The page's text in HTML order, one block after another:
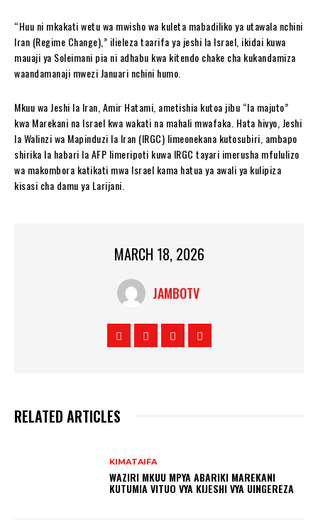
“Huu ni mkakati wetu wa mwisho wa kuleta mabadiliko ya utawala nchini
Iran (Regime Change),” ilieleza taarifa ya jeshi la Israel, ikidai kuwa
mauaji ya Soleimani pia ni adhabu kwa kitendo chake cha kukandamiza
waandamanaji mwezi Januari nchini humo.
Mkuu wa Jeshi la Iran, Amir Hatami, ametishia kutoa jibu “la majuto”
kwa Marekani na Israel kwa wakati na mahali mwafaka. Hata hivyo, Jeshi
la Walinzi wa Mapinduzi la Iran (IRGC) limeonekana kutosubiri, ambapo
shirika la habari la AFP limeripoti kuwa IRGC tayari imerusha mfululizo
wa makombora katikati mwa Israel kama hatua ya awali ya kulipiza
kisasi cha damu ya Larijani.
MARCH 18, 2026
JAMBOTV
RELATED ARTICLES
KIMATAIFA
WAZIRI MKUU MPYA ABARIKI MAREKANI
KUTUMIA VITUO VYA KIJESHI VYA UINGEREZA